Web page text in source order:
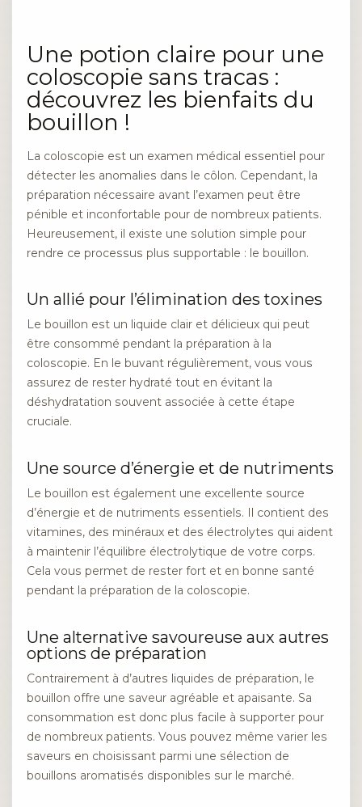
Une potion claire pour une
coloscopie sans tracas :
découvrez les bienfaits du
bouillon !
La coloscopie est un examen médical essentiel pour
détecter les anomalies dans le côlon. Cependant, la
préparation nécessaire avant l’examen peut être
pénible et inconfortable pour de nombreux patients.
Heureusement, il existe une solution simple pour
rendre ce processus plus supportable : le bouillon.
Un allié pour l’élimination des toxines
Le bouillon est un liquide clair et délicieux qui peut
être consommé pendant la préparation à la
coloscopie. En le buvant régulièrement, vous vous
assurez de rester hydraté tout en évitant la
déshydratation souvent associée à cette étape
cruciale.
Une source d’énergie et de nutriments
Le bouillon est également une excellente source
d’énergie et de nutriments essentiels. Il contient des
vitamines, des minéraux et des électrolytes qui aident
à maintenir l’équilibre électrolytique de votre corps.
Cela vous permet de rester fort et en bonne santé
pendant la préparation de la coloscopie.
Une alternative savoureuse aux autres
options de préparation
Contrairement à d’autres liquides de préparation, le
bouillon offre une saveur agréable et apaisante. Sa
consommation est donc plus facile à supporter pour
de nombreux patients. Vous pouvez même varier les
saveurs en choisissant parmi une sélection de
bouillons aromatisés disponibles sur le marché.